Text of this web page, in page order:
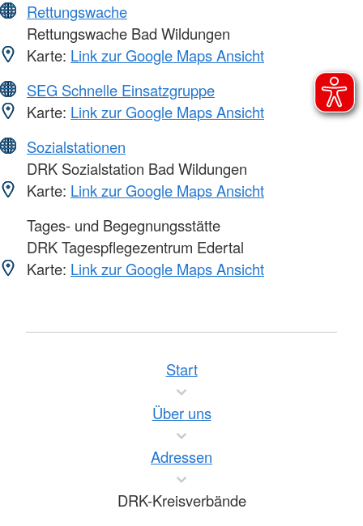
Rettungswache
Rettungswache Bad Wildungen
Karte: Link zur Google Maps Ansicht
SEG Schnelle Einsatzgruppe
Karte: Link zur Google Maps Ansicht
Sozialstationen
DRK Sozialstation Bad Wildungen
Karte: Link zur Google Maps Ansicht
Tages- und Begegnungsstätte
DRK Tagespflegezentrum Edertal
Karte: Link zur Google Maps Ansicht
Start
Über uns
Adressen
DRK-Kreisverbände